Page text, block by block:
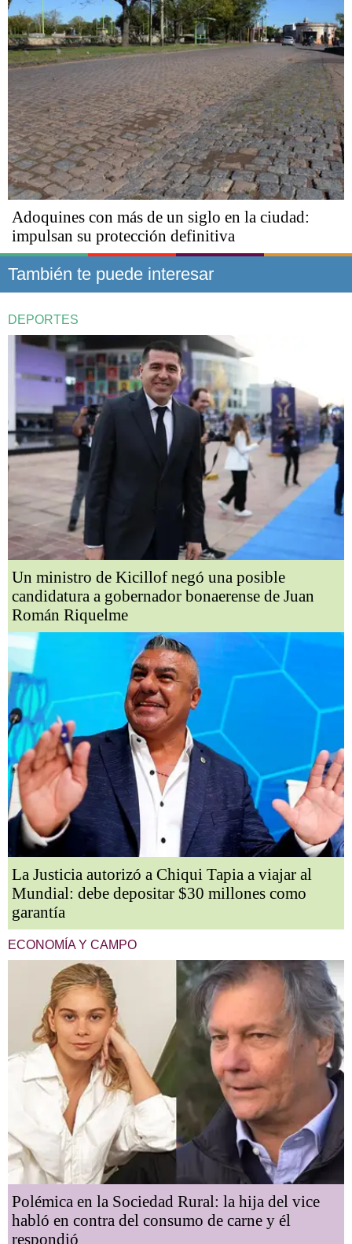
Adoquines con más de un siglo en la ciudad:
impulsan su protección definitiva
También te puede interesar
DEPORTES
Un ministro de Kicillof negó una posible
candidatura a gobernador bonaerense de Juan
Román Riquelme
La Justicia autorizó a Chiqui Tapia a viajar al
Mundial: debe depositar $30 millones como
garantía
ECONOMÍA Y CAMPO
Polémica en la Sociedad Rural: la hija del vice
habló en contra del consumo de carne y él
respondió